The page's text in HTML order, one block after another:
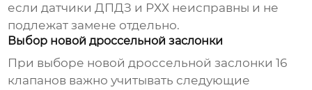
если датчики ДПДЗ и РХХ неисправны и не
подлежат замене отдельно.
Выбор новой дроссельной заслонки
При выборе новойдроссельной заслонки 16
клапанов важно учитывать следующие